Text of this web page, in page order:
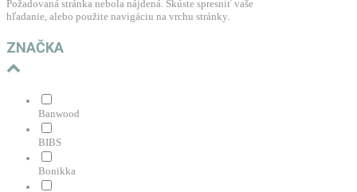
Požadovaná stránka nebola nájdená. Skúste spresniť vaše
hľadanie, alebo použite navigáciu na vrchu stránky.
ZNAČKA
Banwood
BIBS
Bonikka